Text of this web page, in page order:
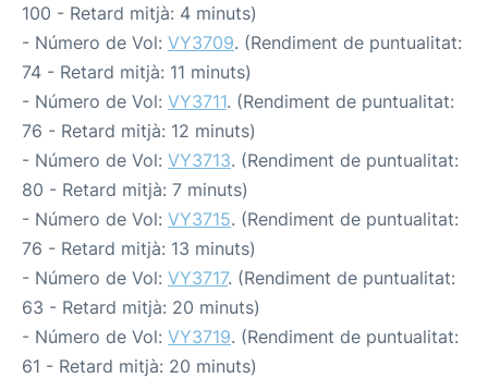
100 - Retard mitjà: 4 minuts)
- Número de Vol: VY3709. (Rendiment de puntualitat:
74 - Retard mitjà: 11 minuts)
- Número de Vol: VY3711. (Rendiment de puntualitat:
76 - Retard mitjà: 12 minuts)
- Número de Vol: VY3713. (Rendiment de puntualitat:
80 - Retard mitjà: 7 minuts)
- Número de Vol: VY3715. (Rendiment de puntualitat:
76 - Retard mitjà: 13 minuts)
- Número de Vol: VY3717. (Rendiment de puntualitat:
63 - Retard mitjà: 20 minuts)
- Número de Vol: VY3719. (Rendiment de puntualitat:
61 - Retard mitjà: 20 minuts)